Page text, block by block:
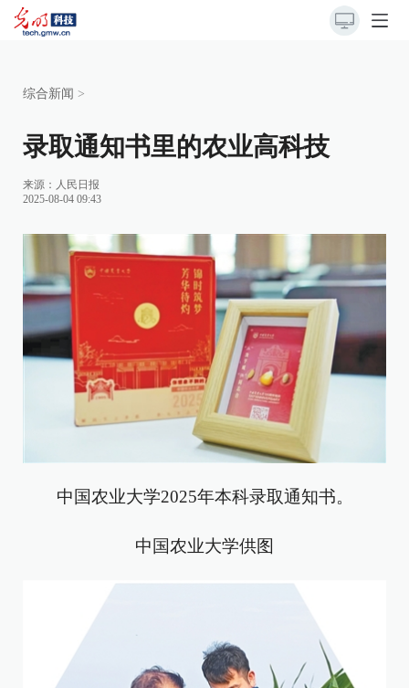
综合新闻 >
录取通知书里的农业高科技
来源： 人民日报
2025-08-04 09:43
中国农业大学2025年本科录取通知书。
中国农业大学供图